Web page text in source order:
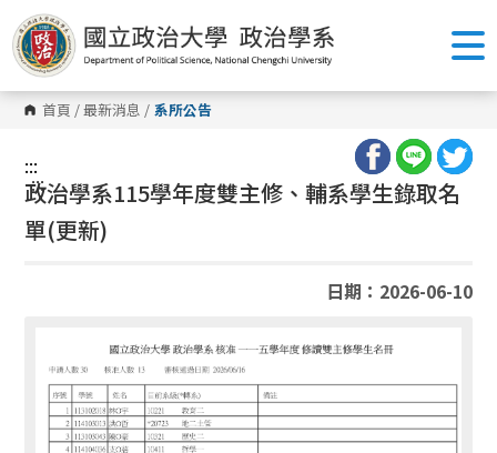
跳
到
主
要
內
容
區 首頁 /最新消息 / 系所公告
:::
:::
政治學系115學年度雙主修、輔系學生錄取名
單(更新)
日期：2026-06-10